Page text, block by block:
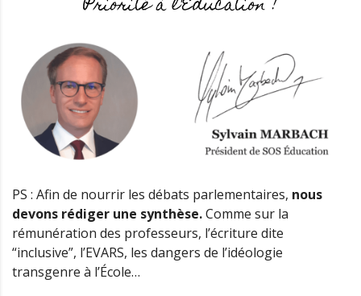
PS : Afin de nourrir les débats parlementaires, nous
devons rédiger une synthèse.Comme sur la
rémunération des professeurs, l’écriture dite
“inclusive”, l’EVARS, les dangers de l’idéologie
transgenre à l’École…